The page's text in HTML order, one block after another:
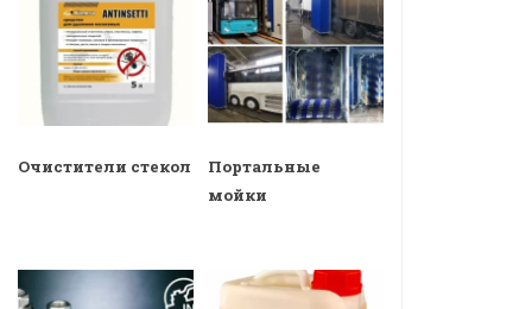
Очистители стекол
Портальные
мойки